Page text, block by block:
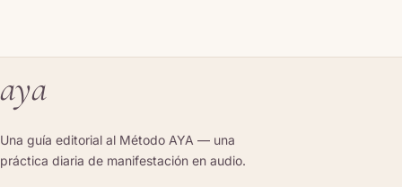
aya
Una guía editorial al Método AYA — una
práctica diaria de manifestación en audio.